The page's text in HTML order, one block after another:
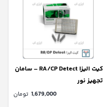
کیت الیزا RA/CP Detect – سامان
تجهیز نور
1,679,000 تومان